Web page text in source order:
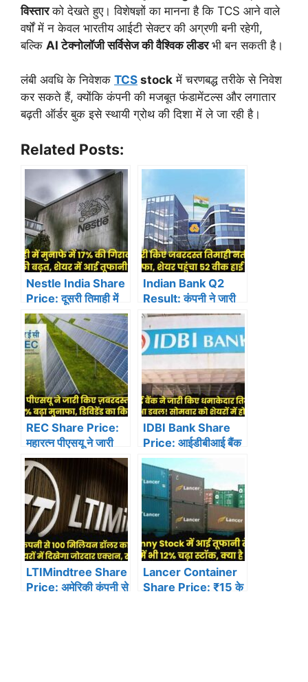
विस्तारको देखते हुए। विशेषज्ञों का मानना है कि TCS आने वाले
वर्षों में न केवल भारतीय आईटी सेक्टर की अग्रणी बनी रहेगी,
बल्कि AI टेक्नोलॉजी सर्विसेज की वैश्विक लीडरभी बन सकती है।
लंबी अवधि के निवेशक TCS stock में चरणबद्ध तरीके से निवेश
कर सकते हैं, क्योंकि कंपनी की मजबूत फंडामेंटल्स और लगातार
बढ़ती ऑर्डर बुक इसे स्थायी ग्रोथ की दिशा में ले जा रही है।
Related Posts:
Nestle India Share
Price: दूसरी तिमाही में
मुनाफे में 17% की गिरावट,
रेवेन्यू में 10% की बढ़त,
शेयर में आई तूफानी तेजी…
Indian Bank Q2
Result: कंपनी ने जारी
किए जबरदस्त तिमाही
नतीजें, 11% बढ़ा मुनाफा,
शेयर पहुंचा 52 वीक हाई
पर…
REC Share Price:
महारत्न पीएसयू ने जारी
किए ज़बरदस्त तिमाही
नतीजे, 9.3% बढ़ा
मुनाफा, डिविडेंड का किया
ऐलान…
IDBI Bank Share
Price: आईडीबीआई बैंक
ने जारी किए धमाकेदार
तिमाही नतीजें, मुनाफा हुआ
डबल! सोमवार को शेयरों में
होगा धमाल!
LTIMindtree Share
Price: अमेरिकी कंपनी से
Lancer Container
Share Price: ₹15 के